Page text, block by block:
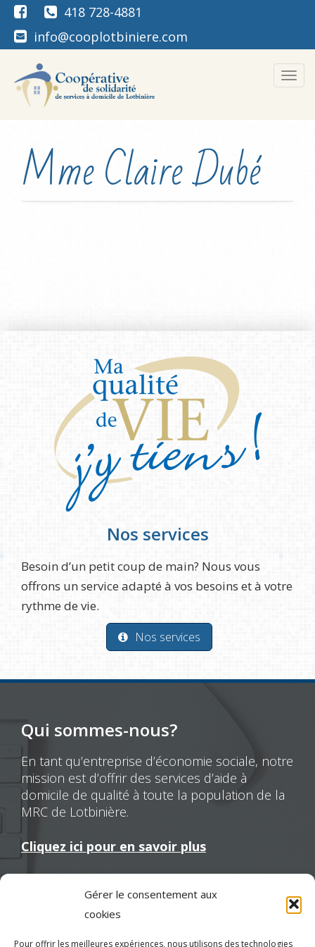
Gérer le consentement aux
cookies
Pour offrir les meilleures expériences, nous utilisons des technologies
418 728-4881
info@cooplotbiniere.com
Mme Claire Dubé
Nos services
Besoin d’un petit coup de main? Nous vous
offrons un service adapté à vos besoins et à votre
rythme de vie.
Nos services
Qui sommes-nous?
En tant qu’entreprise d’économie sociale, notre
mission est d’offrir des services d’aide à
domicile de qualité à toute la population de la
MRC de Lotbinière.
Cliquez ici pour en savoir plus
Nous joindre